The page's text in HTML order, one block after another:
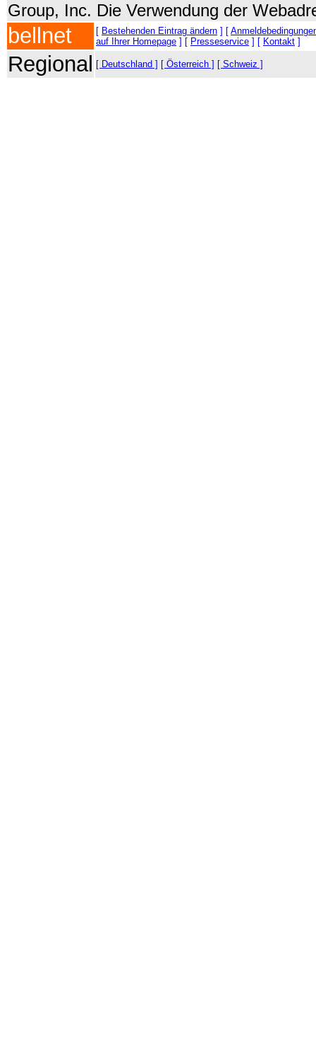
Group, Inc. Die Verwendung der
bellnet [ Bestehenden Eintrag ändern ] [
auf Ihrer Homepage ] [ Presseservice ] [ Kontakt ]
Regional [ Deutschland ] [ Österreich ] [ Schweiz ]